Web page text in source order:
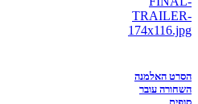
הסרט האלמנה
השחורה עובר